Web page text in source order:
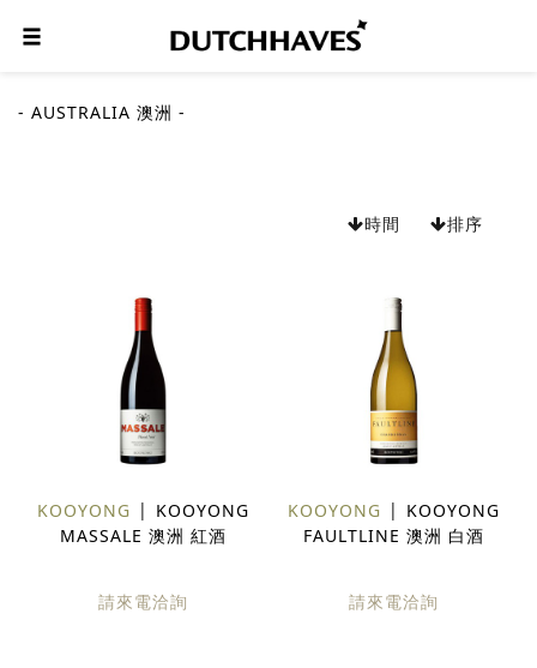
- AUSTRALIA 澳洲 -
時間 排序
KOOYONG
KOOYONG
MASSALE 澳洲 紅酒
請來電洽詢
KOOYONG
KOOYONG
FAULTLINE 澳洲 白酒
請來電洽詢